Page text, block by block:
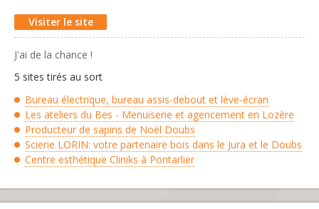
Visiter le site
J'ai de la chance !
5 sites tirés au sort
Bureau électrique, bureau assis-debout et lève-écran
Les ateliers du Bes - Menuiserie et agencement en Lozère
Producteur de sapins de Noël Doubs
Scierie LORIN: votre partenaire bois dans le Jura et le Doubs
Centre esthétique Cliniks à Pontarlier